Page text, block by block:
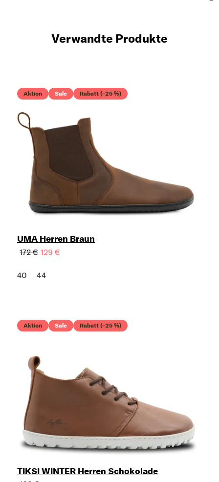
Verwandte Produkte
Aktion Sale Rabatt (–25 %)
UMA Herren Braun
172 € 129 €
40 44
Aktion Sale Rabatt (–25 %)
TIKSI WINTER Herren Schokolade